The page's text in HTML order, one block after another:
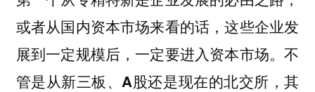
或者从国内资本市场来看的话，这些企业发
展到一定规模后，一定要进入资本市场。不
管是从新三板、A股还是现在的北交所，其